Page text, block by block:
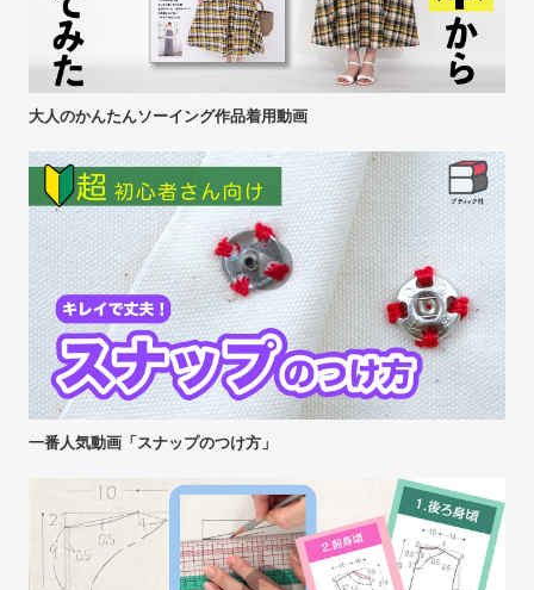
大人のかんたんソーイング作品着用動画
一番人気動画「スナップのつけ方」